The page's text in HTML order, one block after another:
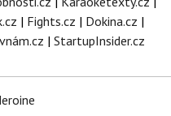
| Fights.cz | Dokina.cz |
| StartupInsider.cz